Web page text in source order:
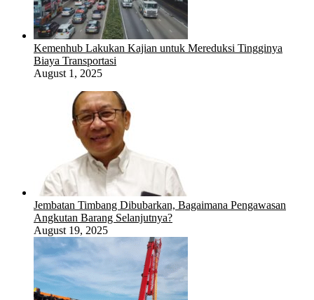
Kemenhub Lakukan Kajian untuk Mereduksi Tingginya
Biaya Transportasi
August 1, 2025
Jembatan Timbang Dibubarkan, Bagaimana Pengawasan
Angkutan Barang Selanjutnya?
August 19, 2025